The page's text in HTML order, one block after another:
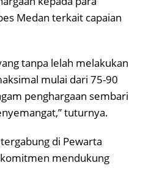
Medan terkait capaian
tanpa lelah melakukan
mulai dari 75-90
penghargaan sembari
tuturnya.
di Pewarta
mendukung